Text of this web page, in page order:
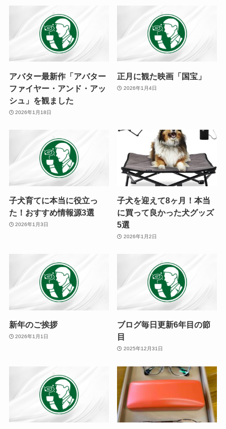
アバター最新作「アバター
ファイヤー・アンド・アッ
シュ」を観ました
2026年1月18日
正月に観た映画「国宝」
2026年1月4日
子犬育てに本当に役立っ
た！おすすめ情報源3選
2026年1月3日
子犬を迎えて8ヶ月！本当
に買って良かった犬グッズ
5選
2026年1月2日
新年のご挨拶
2026年1月1日
ブログ毎日更新6年目の節
目
2025年12月31日